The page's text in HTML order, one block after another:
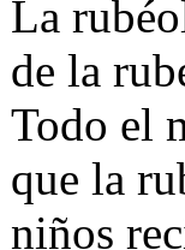
La
de la
Todo el
que la
niños